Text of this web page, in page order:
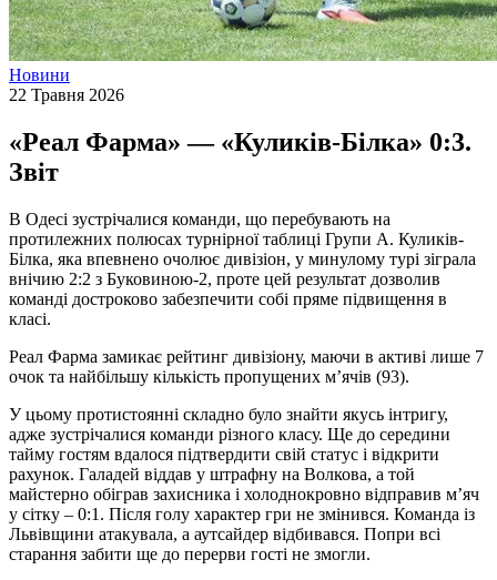
Новини
22 Травня 2026
«Реал Фарма» — «Куликів-Білка» 0:3.
Звіт
В Одесі зустрічалися команди, що перебувають на
протилежних полюсах турнірної таблиці Групи А. Куликів-
Білка, яка впевнено очолює дивізіон, у минулому турі зіграла
внічию 2:2 з Буковиною-2, проте цей результат дозволив
команді достроково забезпечити собі пряме підвищення в
класі.
Реал Фарма замикає рейтинг дивізіону, маючи в активі лише 7
очок та найбільшу кількість пропущених м’ячів (93).
У цьому протистоянні складно було знайти якусь інтригу,
адже зустрічалися команди різного класу. Ще до середини
тайму гостям вдалося підтвердити свій статус і відкрити
рахунок. Галадей віддав у штрафну на Волкова, а той
майстерно обіграв захисника і холоднокровно відправив м’яч
у сітку – 0:1. Після голу характер гри не змінився. Команда із
Львівщини атакувала, а аутсайдер відбивався. Попри всі
старання забити ще до перерви гості не змогли.